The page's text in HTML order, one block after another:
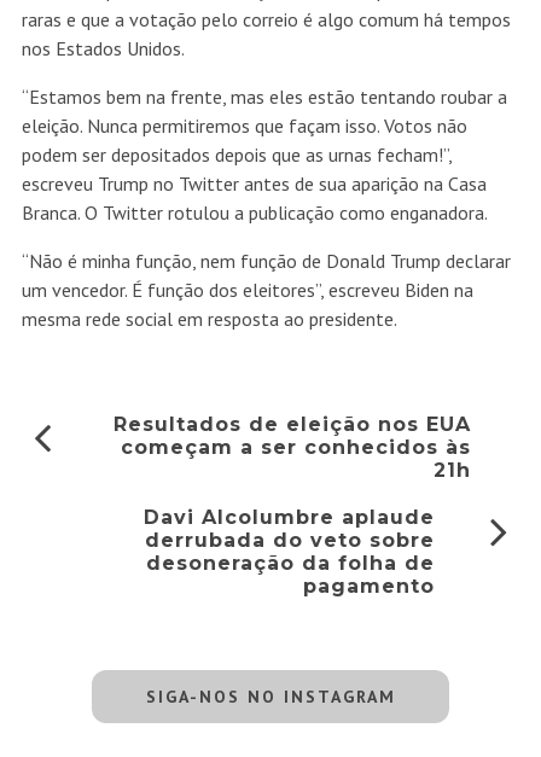
raras e que a votação pelo correio é algo comum há tempos
nos Estados Unidos.
“Estamos bem na frente, mas eles estão tentando roubar a
eleição. Nunca permitiremos que façam isso. Votos não
podem ser depositados depois que as urnas fecham!”,
escreveu Trump no Twitter antes de sua aparição na Casa
Branca. O Twitter rotulou a publicação como enganadora.
“Não é minha função, nem função de Donald Trump declarar
um vencedor. É função dos eleitores”, escreveu Biden na
mesma rede social em resposta ao presidente.
Resultados de eleição nos EUA
começam a ser conhecidos às
21h
Davi Alcolumbre aplaude
derrubada do veto sobre
desoneração da folha de
pagamento
SIGA-NOS NO INSTAGRAM